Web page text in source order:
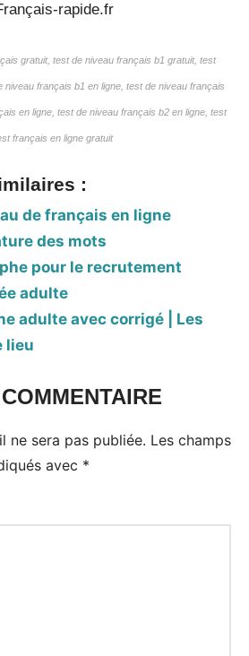
rapide.fr
gratuit, test de niveau français b1 gratuit, test
niveau français b1 en ligne, test de niveau français
en ligne, test de niveau français b2 en ligne, test
français en ligne gratuit
:
de français en ligne
des mots
pour le recrutement
adulte
adulte avec corrigé | Les
lieu
ne sera pas publiée. Les champs
avec *